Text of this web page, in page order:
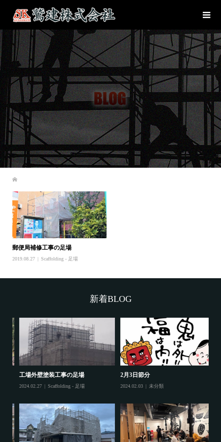
郵便局補修工事の足場
2019.08.27 Scaffolding - 足場
新着BLOG
工場外壁塗装工事の足場
2024.02.27 Scaffolding - 足場
2月3日節分
2024.02.03 未分類